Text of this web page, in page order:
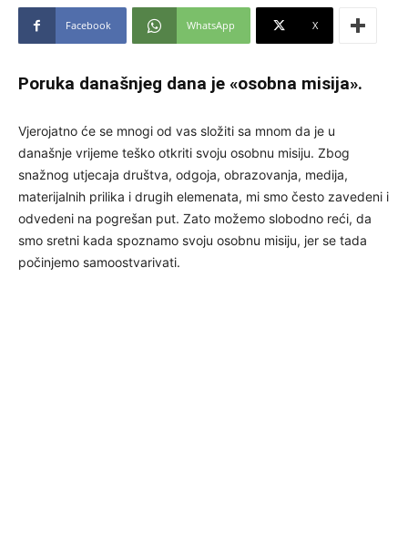
Facebook WhatsApp X
Poruka današnjeg dana je «osobna misija».
Vjerojatno će se mnogi od vas složiti sa mnom da je u
današnje vrijeme teško otkriti svoju osobnu misiju. Zbog
snažnog utjecaja društva, odgoja, obrazovanja, medija,
materijalnih prilika i drugih elemenata, mi smo često zavedeni i
odvedeni na pogrešan put. Zato možemo slobodno reći, da
smo sretni kada spoznamo svoju osobnu misiju, jer se tada
počinjemo samoostvarivati.